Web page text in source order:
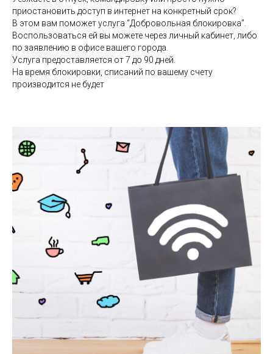
приостановить доступ в интернет на конкретный срок?
В этом вам поможет услуга “Добровольная блокировка”.
Воспользоваться ей вы можете через личный кабинет, либо
по заявлению в офисе вашего города.
Услуга предоставляется от 7 до 90 дней.
На время блокировки, списаний по вашему счету
производится не будет